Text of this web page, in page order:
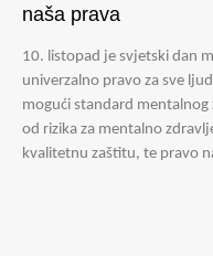
naša prava
10. listopad je svjetski dan
univerzalno pravo za sve
mogući standard
od rizika za mentalno
kvalitetnu zaštitu, te pravo